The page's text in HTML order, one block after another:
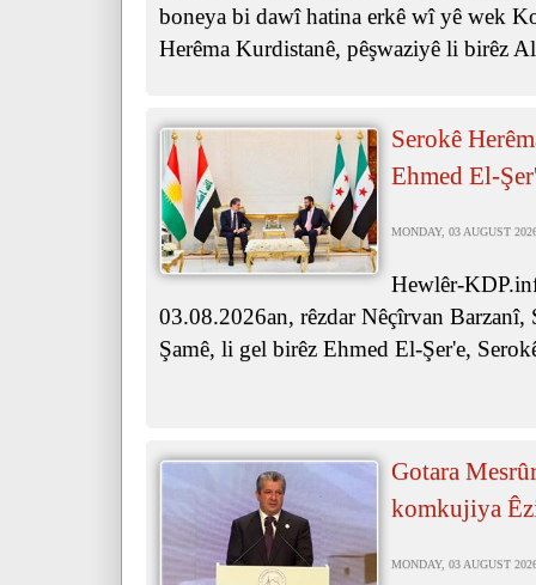
boneya bi dawî hatina erkê wî yê wek
Herêma Kurdistanê, pêşwaziyê li birêz
Serokê
Ehmed El-
MONDAY, 03 AUGUST
Hewlêr-
03.08.2026an, rêzdar Nêçîrvan Barzanî,
Şamê, li gel birêz Ehmed El-Şer'e,
Gotara
komkujiya
MONDAY, 03 AUGUST